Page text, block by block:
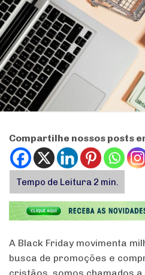
Compartilhe nossos posts
A Black Friday movimenta
busca de promoções e